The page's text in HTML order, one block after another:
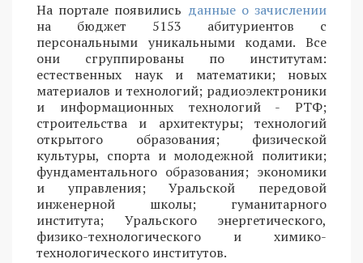
На портале появились данные о зачислении
на бюджет 5153 абитуриентов с
персональными уникальными кодами. Все
они сгруппированы по институтам:
естественных наук и математики; новых
материалов и технологий; радиоэлектроники
и информационных технологий - РТФ;
строительства и архитектуры; технологий
открытого образования; физической
культуры, спорта и молодежной политики;
фундаментального образования; экономики
и управления; Уральской передовой
инженерной школы; гуманитарного
института; Уральского энергетического,
физико-технологического и химико-
технологического институтов.